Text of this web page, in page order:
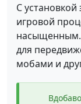
С
игровой
насыщенным.
для
мобами и